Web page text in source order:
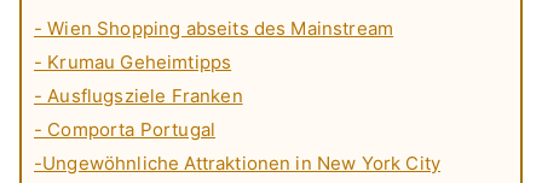
- Wien Shopping abseits des Mainstream
- Krumau Geheimtipps
- Ausflugsziele Franken
- Comporta Portugal
-Ungewöhnliche Attraktionen in New York City